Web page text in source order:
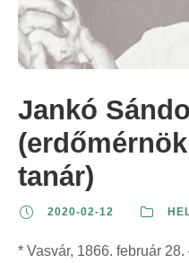
Jankó
tanár)
2020-02-12
* Vasvár, 1866. február